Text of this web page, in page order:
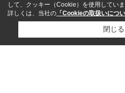
して、クッキー（Cookie）を使用していま
詳しくは、当社の 「Cookieの取扱いについ
閉じる